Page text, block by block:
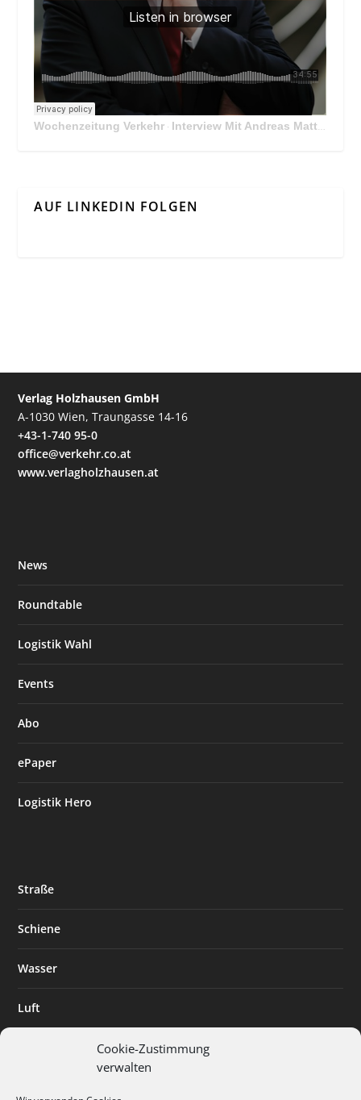
Cookie-Zustimmung
verwalten
Wochenzeitung Verkehr · Interview Mit Andreas Matthä, CEO der ÖBB Holding
AUF LINKEDIN FOLGEN
Verlag Holzhausen GmbH
A-1030 Wien, Traungasse 14-16
+43-1-740 95-0
office@verkehr.co.at
www.verlagholzhausen.at
News
Roundtable
Logistik Wahl
Events
Abo
ePaper
Logistik Hero
Straße
Schiene
Wasser
Luft